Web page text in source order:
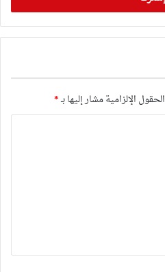
الحقول الإلزامية مشار إليها بـ*